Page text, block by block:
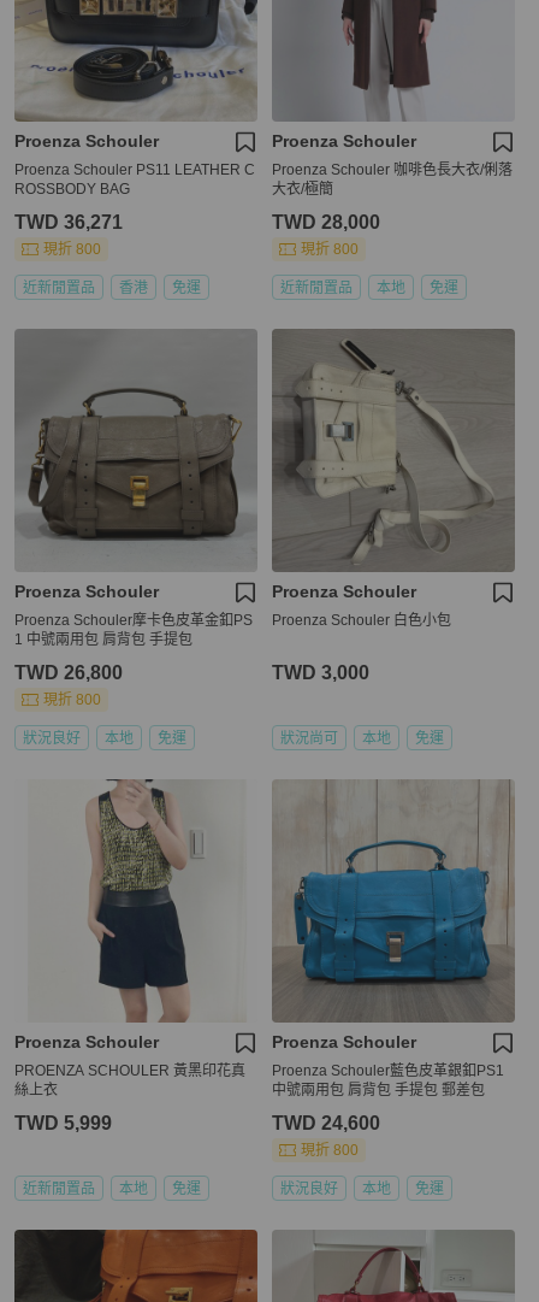
Proenza Schouler
Proenza Schouler PS11 LEATHER C
ROSSBODY BAG
TWD 36,271
現折 800
近新閒置品 香港 免運
Proenza Schouler
Proenza Schouler 咖啡色長大衣/俐落
大衣/極簡
TWD 28,000
現折 800
近新閒置品 本地 免運
Proenza Schouler
Proenza Schouler摩卡色皮革金釦PS
1 中號兩用包 肩背包 手提包
TWD 26,800
現折 800
狀況良好 本地 免運
Proenza Schouler
Proenza Schouler 白色小包
TWD 3,000
狀況尚可 本地 免運
Proenza Schouler
PROENZA SCHOULER 黃黑印花真
絲上衣
TWD 5,999
近新閒置品 本地 免運
Proenza Schouler
Proenza Schouler藍色皮革銀釦PS1
中號兩用包 肩背包 手提包 郵差包
TWD 24,600
現折 800
狀況良好 本地 免運